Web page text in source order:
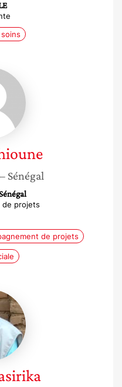
– Sénégal
de projets
de projets